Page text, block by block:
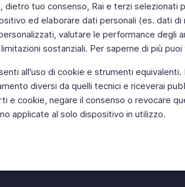
dietro tuo consenso, Rai e terzi
ed elaborare dati personali (es. dati
valutare le performance
sostanziali. Per saperne di più puoi
all'uso di cookie e strumenti equivalenti.
diversi da quelli tecnici e riceverai
e cookie, negare il consenso o revocare
applicate al solo dispositivo in utilizzo.